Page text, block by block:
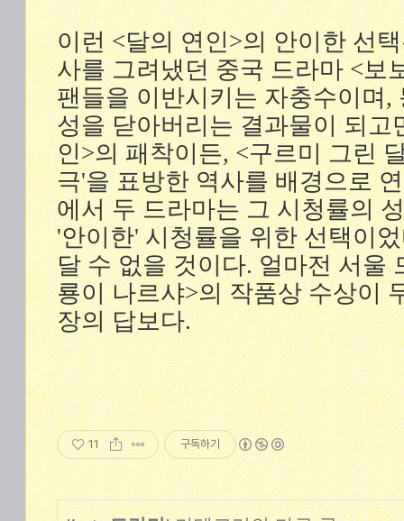
이런 <달의 연인>의 안이한 선
사를 그려냈던 중국 드라마 <보
팬들을 이반시키는 자충수이며,
성을 닫아버리는 결과물이 되고
인>의 패착이든, <구르미 그린
극'을 표방한 역사를 배경으로
에서 두 드라마는 그 시청률의
'안이한' 시청률을 위한 선택이
달 수 없을 것이다. 얼마전 서울
룡이 나르샤>의 작품상 수상이
장의 답보다.
11 구독하기